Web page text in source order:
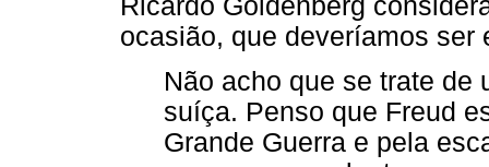
ocasião, que deveríamos ser
Não acho que se trate de
suíça. Penso que Freud
Grande Guerra e pela